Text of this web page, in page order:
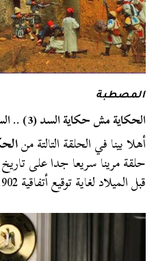
المصطبة
الحكاية مش حكاية السد (3) .. السودان ومصر قبل الاستقلال
أهلا بينا في الحلقة التالتة من
حلقة مرينا سريعا جدا على
قبل الميلاد لغاية توقيع أتفاقية 1902 بين الحكومة…